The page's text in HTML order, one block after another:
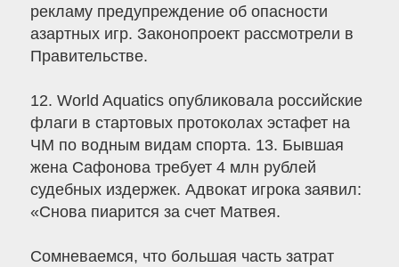
рекламу предупреждение об опасности
азартных игр. Законопроект рассмотрели в
Правительстве.
12. World Aquatics опубликовала российские
флаги в стартовых протоколах эстафет на
ЧМ по водным видам спорта. 13. Бывшая
жена Сафонова требует 4 млн рублей
судебных издержек. Адвокат игрока заявил:
«Снова пиарится за счет Матвея.
Сомневаемся, что большая часть затрат